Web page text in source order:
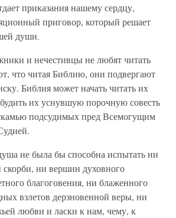
приказания нашему сердцу,
приговор, который решает
души.
и нечестивцы не любят читать
что читая Библию, они подвергают
Библия может начать читать их
их уснувшую порочную совесть
подсудимых пред Всемогущим
не была бы способна испытать ни
ни вершин духовного
благоговения, ни блаженного
взлетов дерзновенной веры, ни
любви и ласки к нам, чему, к